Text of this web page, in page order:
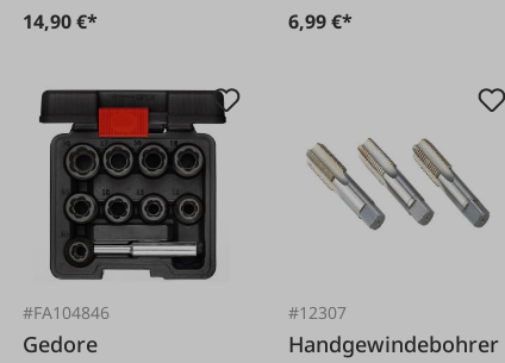
14,90 €* 6,99 €*
#FA104846
Gedore
#12307
Handgewindebohrer